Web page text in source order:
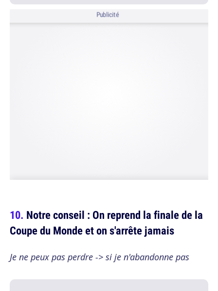
Publicité
Notre conseil : On reprend la finale de la
Coupe du Monde et on s'arrête jamais
Je ne peux pas perdre -> si je n'abandonne pas